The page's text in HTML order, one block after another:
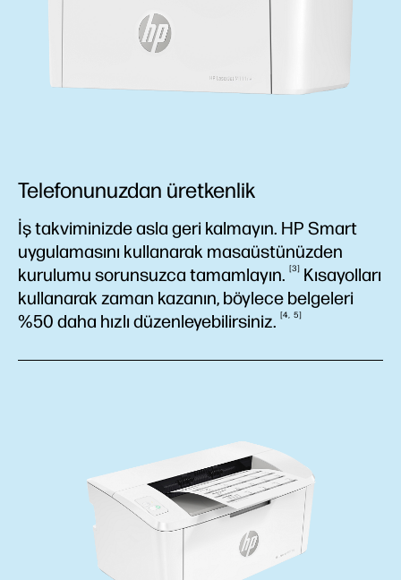
Telefonunuzdan üretkenlik
İş takviminizde asla geri kalmayın. HP Smart
uygulamasını kullanarak masaüstünüzden
kurulumu sorunsuzca tamamlayın. 3
Kısayolları
kullanarak zaman kazanın, böylece belgeleri
%50 daha hızlı düzenleyebilirsiniz. 4 5